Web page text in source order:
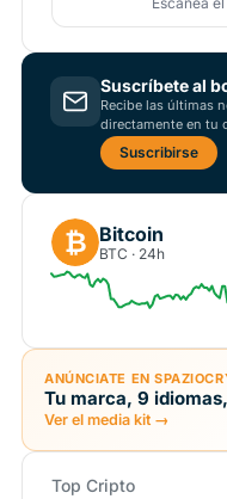
Suscríbete al
Recibe las últimas
directamente en tu
Suscribirse
₿ Bitcoin
BTC · 24h
ANÚNCIATE EN
Tu marca, 9
Ver el media kit →
Top Cripto